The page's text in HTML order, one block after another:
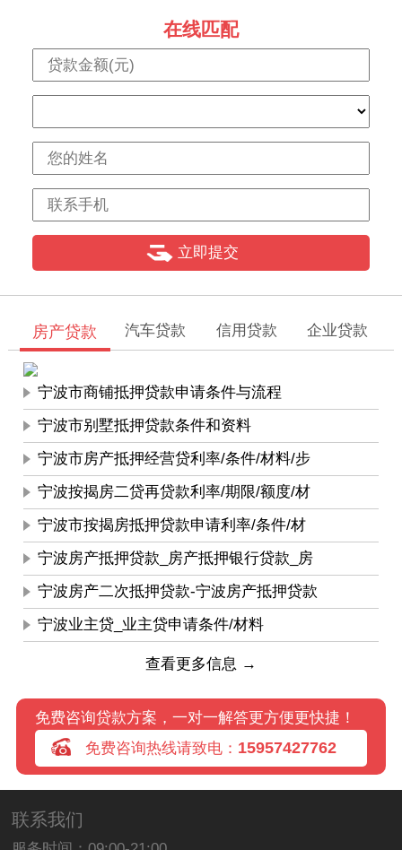
【组合贷款】宁波个人消费贷款办理注意事项是什么？
【银行贷款】银行个人消费贷款有哪些政策
【学生贷款】大学生征信不好对银行授信有影响吗?
在线匹配
房产贷款 汽车贷款 信用贷款 企业贷款
宁波市商铺抵押贷款申请条件与流程
宁波市别墅抵押贷款条件和资料
宁波市房产抵押经营贷利率/条件/材料/步
宁波按揭房二贷再贷款利率/期限/额度/材
宁波市按揭房抵押贷款申请利率/条件/材
宁波房产抵押贷款_房产抵押银行贷款_房
宁波房产二次抵押贷款-宁波房产抵押贷款
宁波业主贷_业主贷申请条件/材料
查看更多信息 →
免费咨询贷款方案，一对一解答更方便更快捷！
免费咨询热线请致电： 15957427762
联系我们